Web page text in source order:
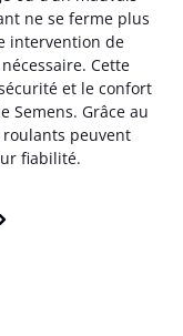
ne se ferme plus
intervention de
Cette
et le confort
Semens. Grâce au
peuvent
fiabilité.